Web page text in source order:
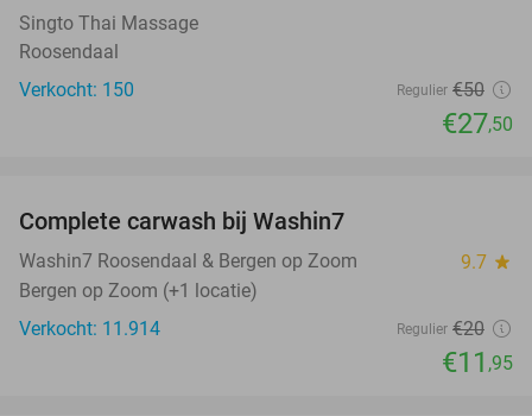
OUT
Singto Thai Massage
Roosendaal
Verkocht: 150
Regulier €50
€27,50
Complete carwash bij Washin7
Washin7 Roosendaal & Bergen op Zoom 9.7 star
Bergen op Zoom (+1 locatie)
Verkocht: 11.914
Regulier €20
€11 ,95